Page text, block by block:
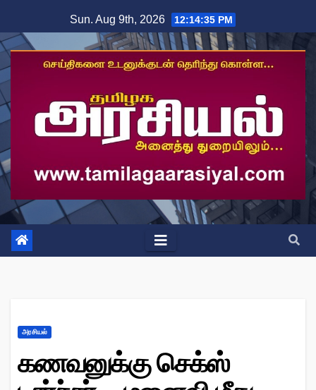
to
content
Sun. Aug 9th, 2026 12:14:35 PM
அரசியல்
கணவனுக்கு செக்ஸ்